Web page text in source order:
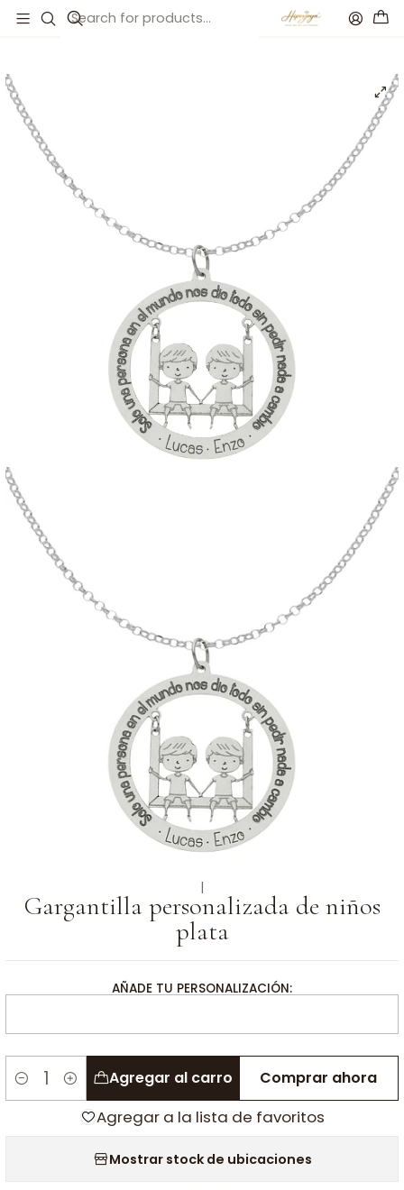
Inicio Catálogo Gargantilla personalizada de niños plata
|
Gargantilla personalizada de niños
plata
AÑADE TU PERSONALIZACIÓN:
Cantidad
Agregar al carro Comprar ahora
Agregar a la lista de favoritos
Mostrar stock de ubicaciones